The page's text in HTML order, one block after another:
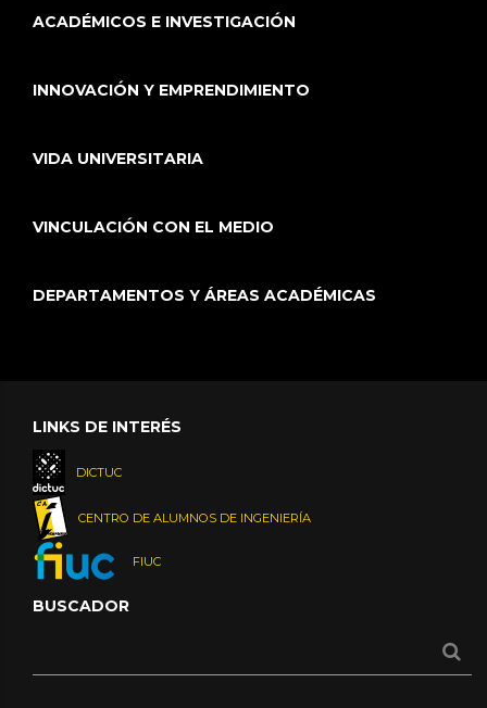
ACADÉMICOS E INVESTIGACIÓN
INNOVACIÓN Y EMPRENDIMIENTO
VIDA UNIVERSITARIA
VINCULACIÓN CON EL MEDIO
DEPARTAMENTOS Y ÁREAS ACADÉMICAS
LINKS DE INTERÉS
DICTUC
CENTRO DE ALUMNOS DE INGENIERÍA
FIUC
BUSCADOR